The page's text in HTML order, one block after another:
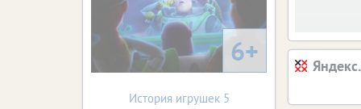
6+
История игрушек 5